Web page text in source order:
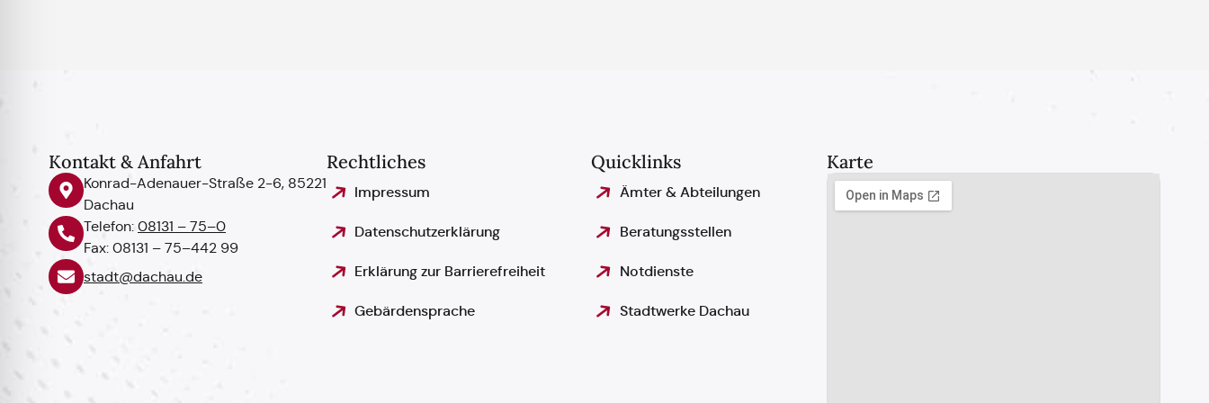
Kontakt & Anfahrt
Konrad-Adenauer-Straße 2-6, 85221
Dachau
Telefon: 08131 – 75–0
Fax: 08131 – 75–442 99
stadt@dachau.de
Rechtliches
Impressum
Datenschutzerklärung
Erklärung zur Barrierefreiheit
Gebärdensprache
Quicklinks
Ämter & Abteilungen
Beratungsstellen
Notdienste
Stadtwerke Dachau
Karte